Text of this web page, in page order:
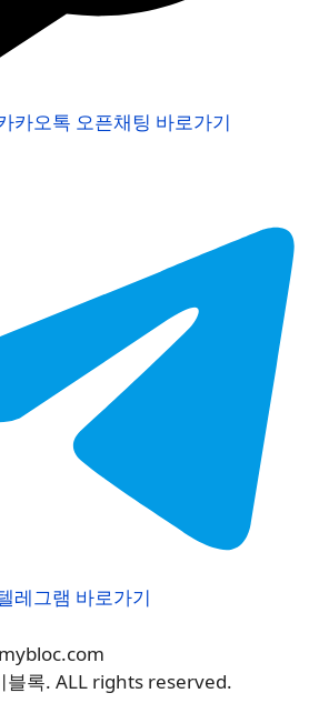
카오톡 오픈채팅 바로가기
레그램 바로가기
록. ALL rights reserved.